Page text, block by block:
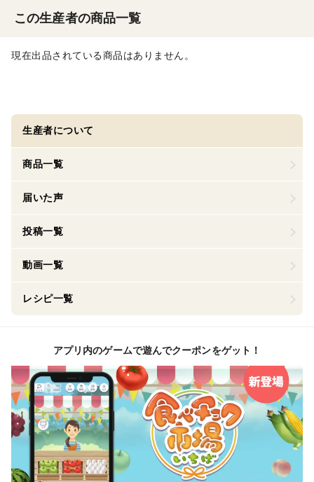
この生産者の商品一覧
現在出品されている商品はありません。
生産者について
商品一覧
届いた声
投稿一覧
動画一覧
レシピ一覧
アプリ内のゲームで遊んでクーポンをゲット！